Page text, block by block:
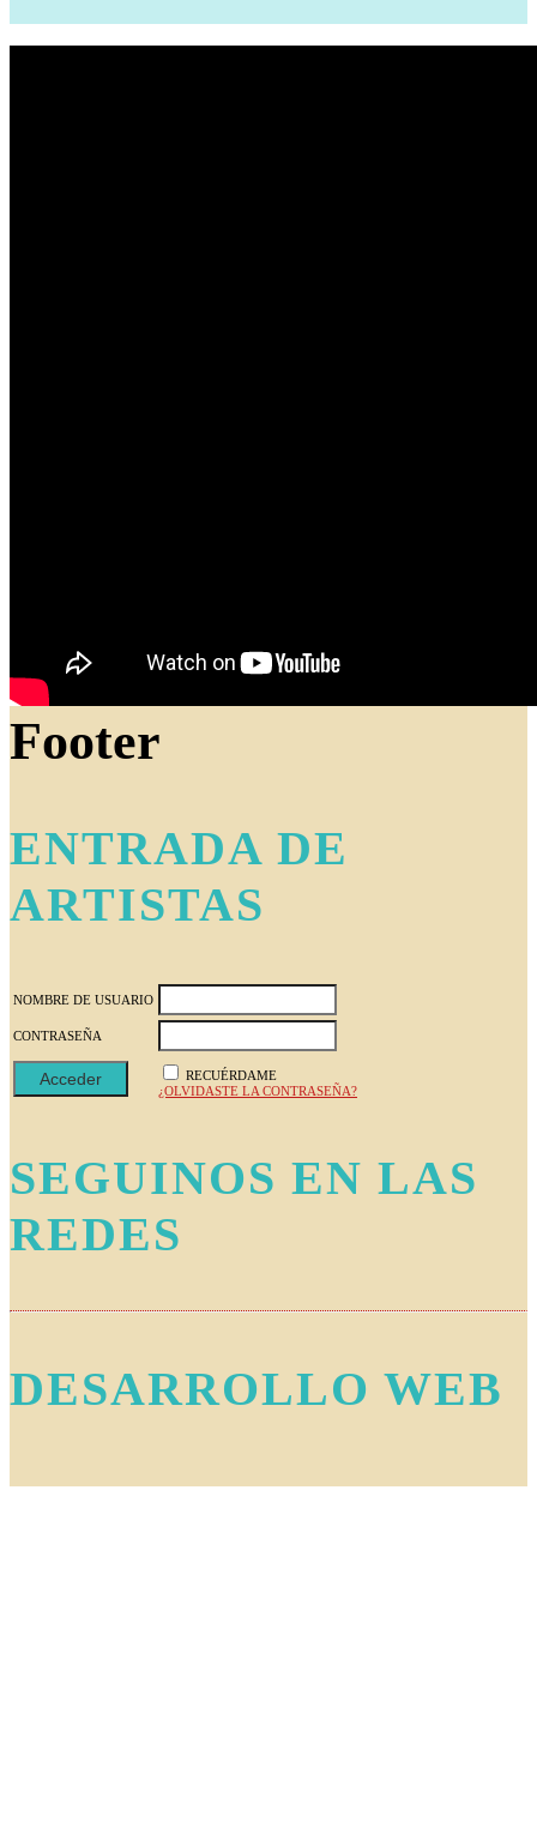
Footer
ENTRADA DE
ARTISTAS
NOMBRE DE USUARIO
CONTRASEÑA
RECUÉRDAME
¿OLVIDASTE LA CONTRASEÑA?
SEGUINOS EN LAS
REDES
DESARROLLO WEB